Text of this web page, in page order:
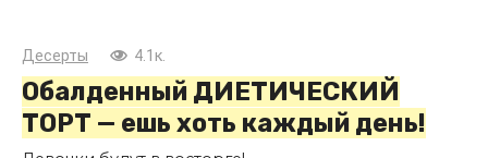
Десерты 4.1к.
Обалденный ДИЕТИЧЕСКИЙ
ТОРТ — ешь хоть каждый день!